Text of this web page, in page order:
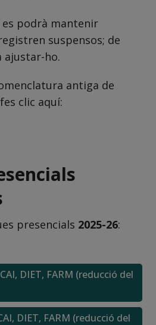
podrà mantenir
suspensos; de
ajustar-ho.
antiga de
clic aquí:
presencials 2025-26:
DIET, FARM (reducció del
DIET, FARM (reducció del